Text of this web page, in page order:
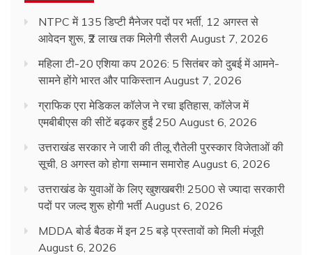
NTPC में 135 डिप्टी मैनेजर पदों पर भर्ती, 12 अगस्त से
आवेदन शुरू, ₹2 लाख तक मिलेगी सैलरी August 7, 2026
महिला टी-20 एशिया कप 2026: 5 सितंबर को दुबई में आमने-
सामने होंगे भारत और पाकिस्तान August 7, 2026
ग्राफिक एरा मेडिकल कॉलेज ने रचा इतिहास, कॉलेज में
एमबीबीएस की सीटें बढ़कर हुईं 250 August 6, 2026
उत्तराखंड सरकार ने जारी की तीलू रौतेली पुरस्कार विजेताओं की
सूची, 8 अगस्त को होगा सम्मान समारोह August 6, 2026
उत्तराखंड के युवाओं के लिए खुशखबरी! 2500 से ज्यादा सरकारी
पदों पर जल्द शुरू होगी भर्ती August 6, 2026
MDDA बोर्ड बैठक में इन 25 बड़े प्रस्तावों को मिली मंजूरी
August 6, 2026